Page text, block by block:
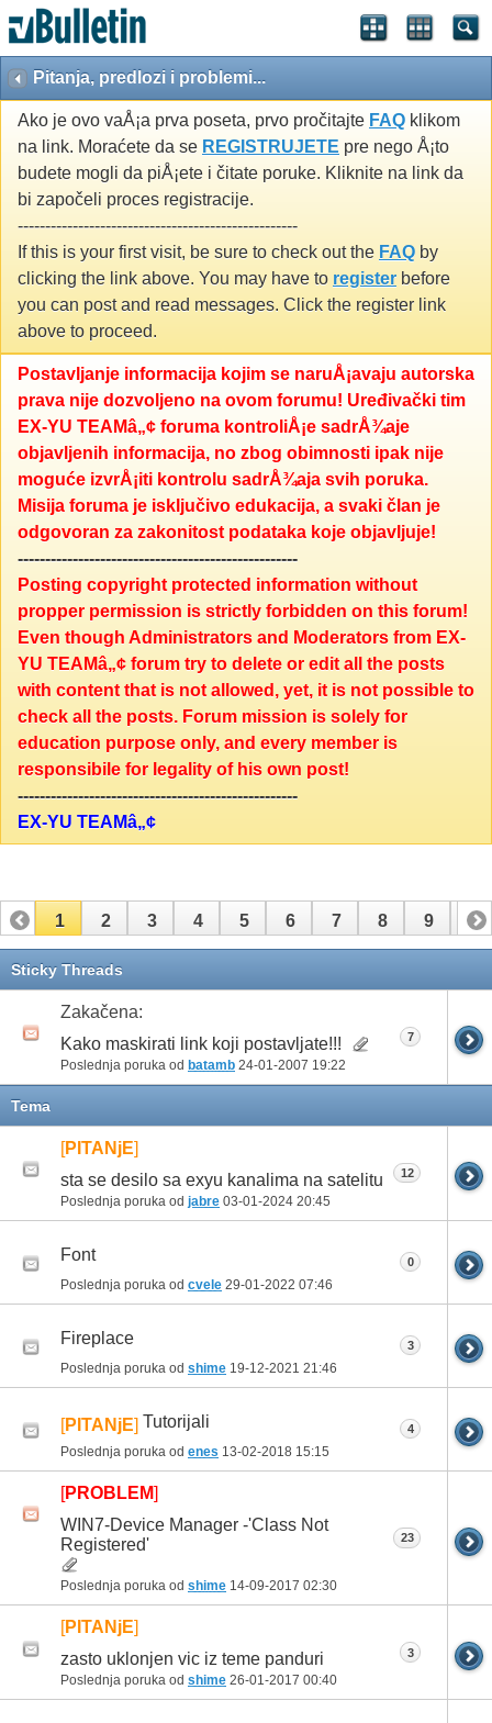
Pitanja, predlozi i problemi...
Ako je ovo vaÅ¡a prva poseta, prvo pročitajte FAQ klikom
na link. Moraćete da se REGISTRUJETE pre nego Å¡to
budete mogli da piÅ¡ete i čitate poruke. Kliknite na link da
bi započeli proces registracije.
---------------------------------------------------
If this is your first visit, be sure to check out the FAQ by
clicking the link above. You may have to register before
you can post and read messages. Click the register link
above to proceed.
Postavljanje informacija kojim se naruÅ¡avaju autorska
prava nije dozvoljeno na ovom forumu! Uređivački tim
EX-YU TEAMâ„¢ foruma kontroliÅ¡e sadrÅ¾aje
objavljenih informacija, no zbog obimnosti ipak nije
moguće izvrÅ¡iti kontrolu sadrÅ¾aja svih poruka.
Misija foruma je isključivo edukacija, a svaki član je
odgovoran za zakonitost podataka koje objavljuje!
---------------------------------------------------
Posting copyright protected information without
propper permission is strictly forbidden on this forum!
Even though Administrators and Moderators from EX-
YU TEAMâ„¢ forum try to delete or edit all the posts
with content that is not allowed, yet, it is not possible to
check all the posts. Forum mission is solely for
education purpose only, and every member is
responsibile for legality of his own post!
---------------------------------------------------
EX-YU TEAMâ„¢
1 2 3 4 5 6 7 8 9 10
11 12
Sticky Threads
Zakačena:
Kako maskirati link koji postavljate!!!
Poslednja poruka od batamb 24-01-2007 19:22
7
Tema
[PITANjE]
sta se desilo sa exyu kanalima na satelitu
Poslednja poruka od jabre 03-01-2024 20:45
12
Font
Poslednja poruka od cvele 29-01-2022 07:46
0
Fireplace
Poslednja poruka od shime 19-12-2021 21:46
3
[PITANjE] Tutorijali
Poslednja poruka od enes 13-02-2018 15:15
4
[PROBLEM]
WIN7-Device Manager -'Class Not
Registered'
Poslednja poruka od shime 14-09-2017 02:30
23
[PITANjE]
zasto uklonjen vic iz teme panduri
Poslednja poruka od shime 26-01-2017 00:40
3